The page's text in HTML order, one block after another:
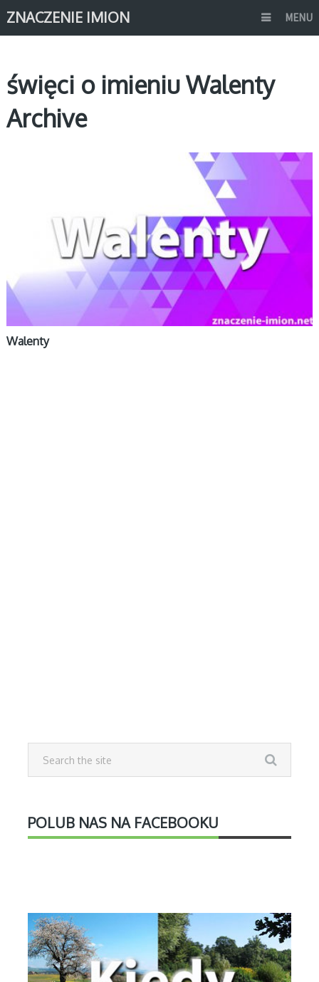
ZNACZENIE IMION MENU
święci o imieniu Walenty
Archive
Walenty
POLUB NAS NA FACEBOOKU